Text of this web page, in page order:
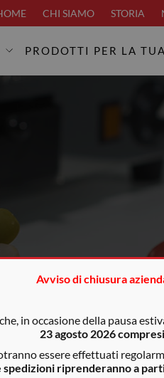
CHI SIAMO STORIA
PRODOTTI PER LA
vel. Ut odio erat, consectetur
arcu, nec dignissim
auctor eu eros a
Avviso di chiusura
in occasione della pausa
23 agosto 2026
essere effettuati
spedizioni riprenderanno a